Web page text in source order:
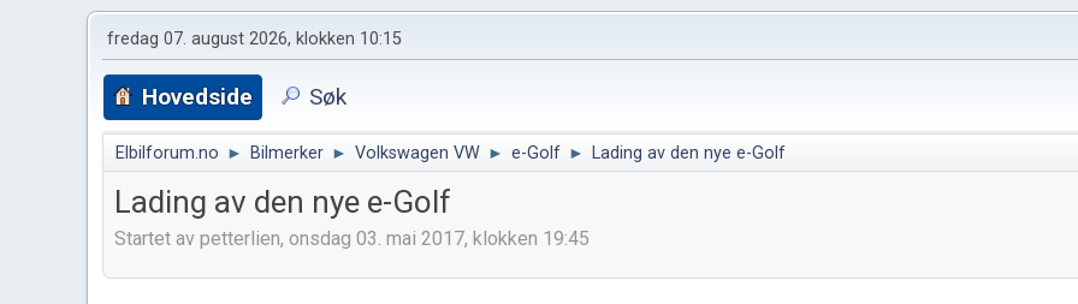
fredag 07. august 2026, klokken 10:15
Hovedside Søk
Elbilforum.no ► Bilmerker ► Volkswagen VW ► e-Golf ► Lading av den nye e-Golf
Lading av den nye e-Golf
Startet av petterlien, onsdag 03. mai 2017, klokken 19:45